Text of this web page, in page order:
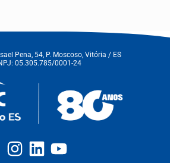
Pena, 54, P. Moscoso, Vitória / ES
05.305.785/0001-24